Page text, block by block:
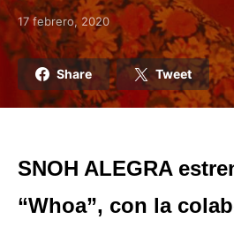
Posted on
17 febrero, 2020
Share Tweet
SNOH ALEGRA
“Whoa”, con la